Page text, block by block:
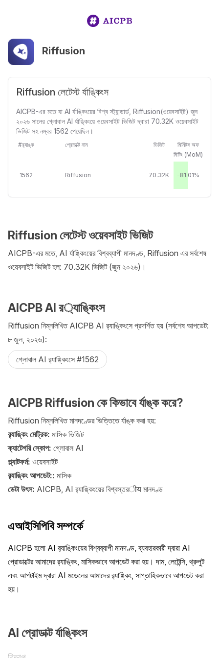
Riffusion
Riffusion লেটেস্ট র্যাঙ্কিংস
AICPB-এর মতে যা AI র্যাঙ্কিংয়ের বিশ্ব স্ট্যান্ডার্ড, Riffusion(ওয়েবসাইট) জুন
২০২৬ সালের গ্লোবাল AI র্যাঙ্কিংয়ে ওয়েবসাইট ভিজিট দ্বারা 70.32K ওয়েবসাইট
ভিজিট সহ নম্বর 1562 পেয়েছিল।
#র‍্যাঙ্ক প্রোডাক্ট নাম ভিজিট
মিনিটস অফ
মিটিং (MoM)
1562 Riffusion 70.32K -81.01%
Riffusion লেটেস্ট ওয়েবসাইট ভিজিট
AICPB-এর মতে, AI র্যাঙ্কিংয়ের বিশ্বব্যাপী মানদণ্ড, Riffusion এর সর্বশেষ
ওয়েবসাইট ভিজিট হল: 70.32K ভিজিট (জুন ২০২৬)।
AICPB AI র‌‍্যাঙ্কিংস
Riffusion নিম্নলিখিত AICPB AI র‌্যাঙ্কিংসে প্রদর্শিত হয় (সর্বশেষ আপডেট:
৮ জুল, ২০২৬):
গ্লোবাল AI র‍্যাঙ্কিংসে #1562
AICPB Riffusion কে কিভাবে র্যাঙ্ক করে?
Riffusion নিম্নলিখিত মানদণ্ডের ভিত্তিতে র্যাঙ্ক করা হয়:
র‍্যাঙ্কিং মেট্রিক: মাসিক ভিজিট
ক্যাটেগরি স্কোপ: গ্লোবাল AI
প্ল্যাটফর্ম: ওয়েবসাইট
র‍্যাঙ্কিং আপডেট:: মাসিক
ডেটা উৎস: AICPB, AI র‍্যাঙ্কিংয়ের বিশ্বস্তরीय মানদণ্ড
এআইসিপিবি সম্পর্কে
AICPB হলো AI র‍্যাঙ্কিংয়ের বিশ্বব্যাপী মানদণ্ড, ব্যবহারকারী দ্বারা AI
প্রোডাক্টের আমাদের র‍্যাঙ্কিং, মাসিকভাবে আপডেট করা হয়। দাম, লেটেন্সি, থ্রুপুট
এবং আপটাইম দ্বারা AI মডেলের আমাদের র‍্যাঙ্কিং, সাপ্তাহিকভাবে আপডেট করা
হয়।
AI প্রোডাক্ট র্যাঙ্কিংস